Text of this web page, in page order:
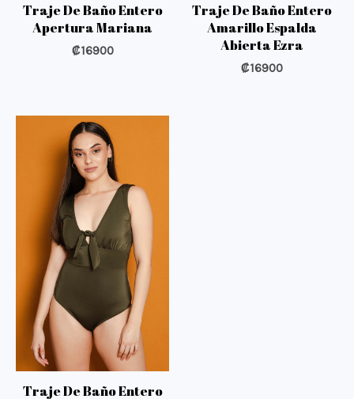
Traje De Baño Entero
Apertura Mariana
₡16900
Traje De Baño Entero
Amarillo Espalda
Abierta Ezra
₡16900
Traje De Baño Entero